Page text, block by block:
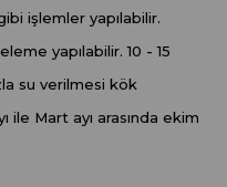
işlemler yapılabilir.
yapılabilir. 10 - 15
su verilmesi kök
ile Mart ayı arasında ekim